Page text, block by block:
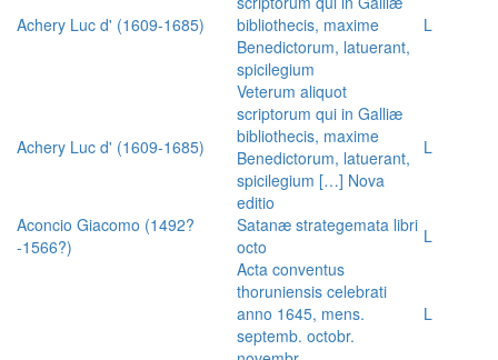
Achery Luc d' (1609-1685)
bibliothecis, maxime
Benedictorum, latuerant,
spicilegium
L
Achery Luc d' (1609-1685)
Veterum aliquot
scriptorum qui in Galliæ
bibliothecis, maxime
Benedictorum, latuerant,
spicilegium […] Nova
editio
L
Aconcio Giacomo (1492?
-1566?)
Satanæ strategemata libri
octo
L
Acta conventus
thoruniensis celebrati
anno 1645, mens.
septemb. octobr.
L